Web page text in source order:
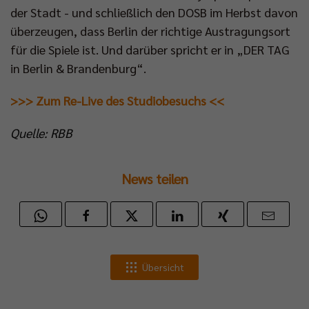
der Stadt - und schließlich den DOSB im Herbst davon
überzeugen, dass Berlin der richtige Austragungsort
für die Spiele ist. Und darüber spricht er in „DER TAG
in Berlin & Brandenburg“.
>>> Zum Re-Live des Studiobesuchs <<
Quelle: RBB
News teilen
Übersicht